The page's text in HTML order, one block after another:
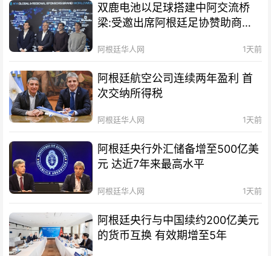
双鹿电池以足球搭建中阿交流桥
梁:受邀出席阿根廷足协赞助商招
阿根廷华人网 1天前
阿根廷航空公司连续两年盈利 首
次交纳所得税
阿根廷华人网 1天前
阿根廷央行外汇储备增至500亿美
元 达近7年来最高水平
阿根廷华人网 1天前
阿根廷央行与中国续约200亿美元
的货币互换 有效期增至5年